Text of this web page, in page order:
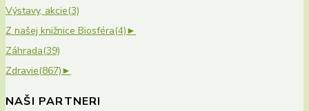
Výstavy, akcie(3)
Z našej knižnice Biosféra(4)►
Záhrada(39)
Zdravie(867)►
NAŠI PARTNERI